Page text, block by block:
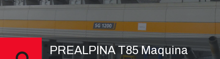
PREALPINA T85 Maquina